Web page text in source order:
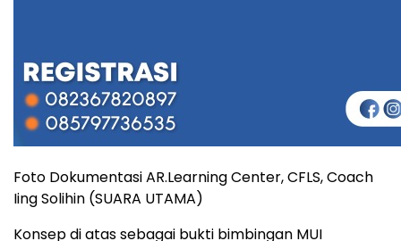
Foto Dokumentasi AR.Learning Center, CFLS, Coach
Iing Solihin (SUARA UTAMA)
Konsep di atas sebagai bukti bimbingan MUI